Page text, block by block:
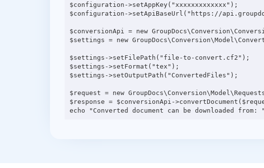
$configuration->setAppKey("xxxxxxxxxxxxx");
$configuration->setApiBaseUrl("https://
$conversionApi = new
$settings = new
$settings->setFilePath("file-to-convert.cf2");
$settings->setFormat("tex");
$settings->setOutputPath("ConvertedFiles");
$request = new
$response = $conversionApi-